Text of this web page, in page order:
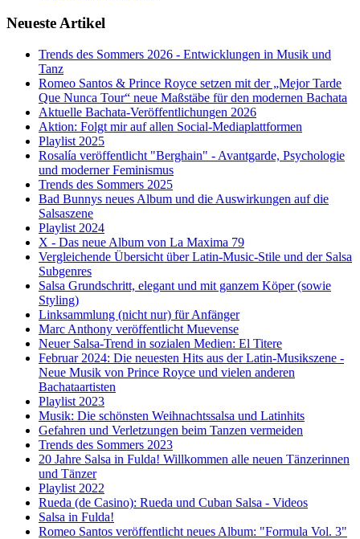
Neueste Artikel
Trends des Sommers 2026 - Entwicklungen in Musik und
Tanz
Romeo Santos & Prince Royce setzen mit der „Mejor Tarde
Que Nunca Tour“ neue Maßstäbe für den modernen Bachata
Aktuelle Bachata-Veröffentlichungen 2026
Aktion: Folgt mir auf allen Social-Mediaplattformen
Playlist 2025
Rosalía veröffentlicht "Berghain" - Avantgarde, Psychologie
und moderner Feminismus
Trends des Sommers 2025
Bad Bunnys neues Album und die Auswirkungen auf die
Salsaszene
Playlist 2024
X - Das neue Album von La Maxima 79
Vergleichende Übersicht über Latin-Music-Stile und der Salsa
Subgenres
Salsa Grundschritt, elegant und mit ganzem Köper (sowie
Styling)
Linksammlung (nicht nur) für Anfänger
Marc Anthony veröffentlicht Muevense
Neuer Salsa-Trend in sozialen Medien: El Titere
Februar 2024: Die neuesten Hits aus der Latin-Musikszene -
Neue Musik von Prince Royce und vielen anderen
Bachataartisten
Playlist 2023
Musik: Die schönsten Weihnachtssalsa und Latinhits
Gefahren und Verletzungen beim Tanzen vermeiden
Trends des Sommers 2023
20 Jahre Salsa in Fulda! Willkommen alle neuen Tänzerinnen
und Tänzer
Playlist 2022
Rueda (de Casino): Rueda und Cuban Salsa - Videos
Salsa in Fulda!
Romeo Santos veröffentlicht neues Album: "Formula Vol. 3"